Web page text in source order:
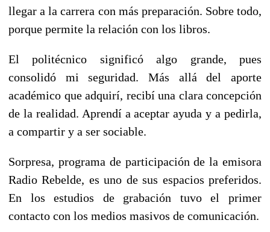
llegar a la carrera con más preparación. Sobre todo,
porque permite la relación con los libros.
El politécnico significó algo grande, pues
consolidó mi seguridad. Más allá del aporte
académico que adquirí, recibí una clara concepción
de la realidad. Aprendí a aceptar ayuda y a pedirla,
a compartir y a ser sociable.
Sorpresa, programa de participación de la emisora
Radio Rebelde, es uno de sus espacios preferidos.
En los estudios de grabación tuvo el primer
contacto con los medios masivos de comunicación.